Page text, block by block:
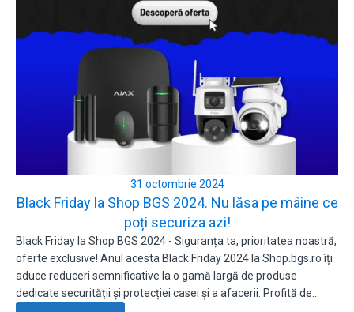
31 octombrie 2024
Black Friday la Shop BGS 2024. Nu lăsa pe mâine ce
poți securiza azi!
Black Friday la Shop BGS 2024 - Siguranța ta, prioritatea noastră,
oferte exclusive! Anul acesta Black Friday 2024 la Shop.bgs.ro îți
aduce reduceri semnificative la o gamă largă de produse
dedicate securității și protecției casei și a afacerii. Profită de…